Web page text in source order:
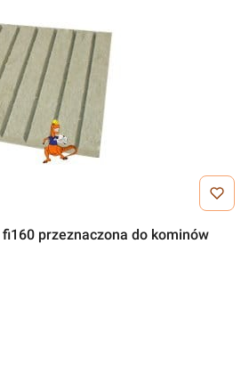
przeznaczona do kominów